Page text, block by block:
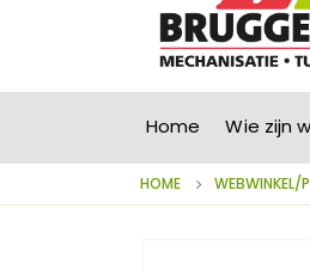
Home Wie zijn
HOME WEBWINKEL/